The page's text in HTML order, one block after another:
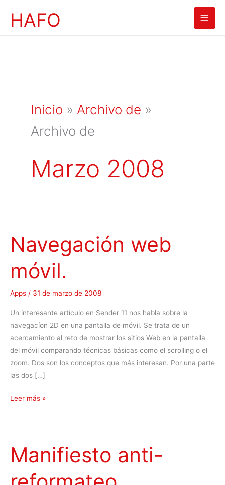
HAFO
Inicio » Archivo de »
Archivo de
Marzo 2008
Navegación web
móvil.
Apps / 31 de marzo de 2008
Un interesante artículo en Sender 11 nos habla sobre la
navegacíon 2D en una pantalla de móvil. Se trata de un
acercamiento al reto de mostrar los sitios Web en la pantalla
del móvil comparando técnicas básicas como el scrolling o el
zoom. Dos son los conceptos que más interesan. Por una parte
las dos […]
N
v
g
Leer más »
Manifiesto anti-